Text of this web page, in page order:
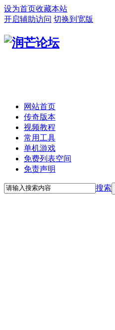
设为首页收藏本站
开启辅助访问 切换到宽版
网站首页
传奇版本
视频教程
常用工具
单机游戏
免费列表空间
免责声明
搜索